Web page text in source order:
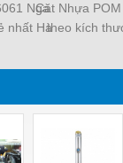
Nga
nhất Hà
Căt Nhựa
theo kích